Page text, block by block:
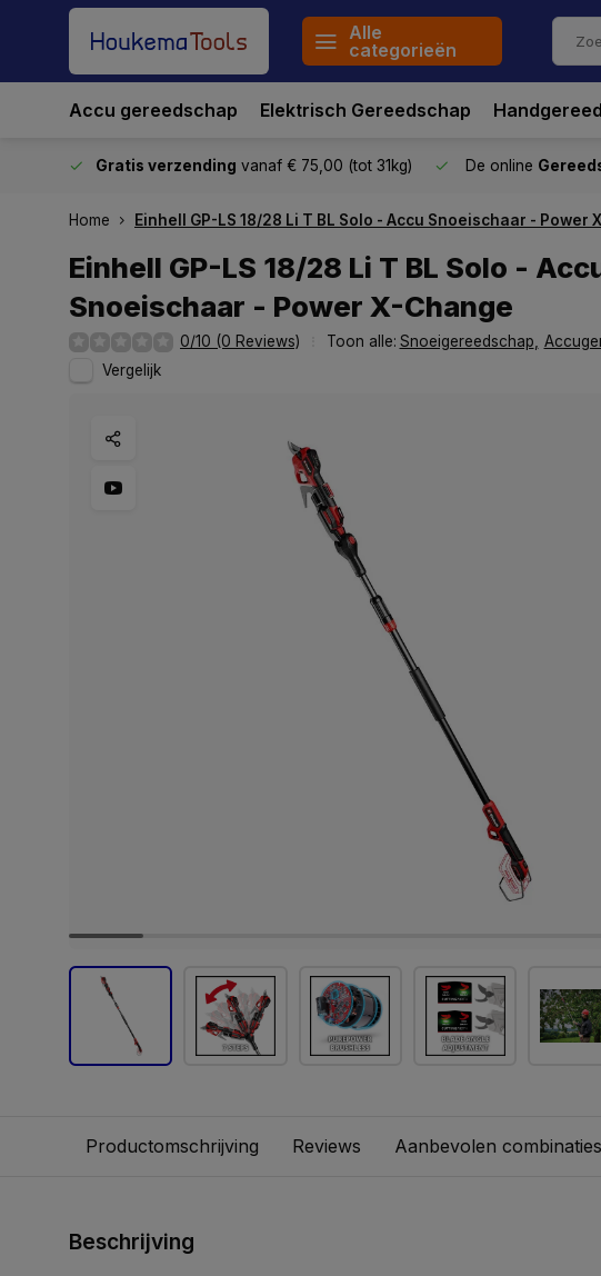
Alle
categorieën
Accu gereedschap Elektrisch Gereedschap
Gratis verzending vanaf € 75,00 (tot 31kg) De online
Home Einhell GP-LS 18/28 Li T BL Solo - Accu Snoeischaar - Power
Einhell GP-LS 18/28 Li T BL Solo -
Snoeischaar - Power X-Change
0/10 (0 Reviews) Toon alle: Snoeigereedschap
Vergelijk
Productomschrijving Reviews Aanbevolen combinaties
Beschrijving